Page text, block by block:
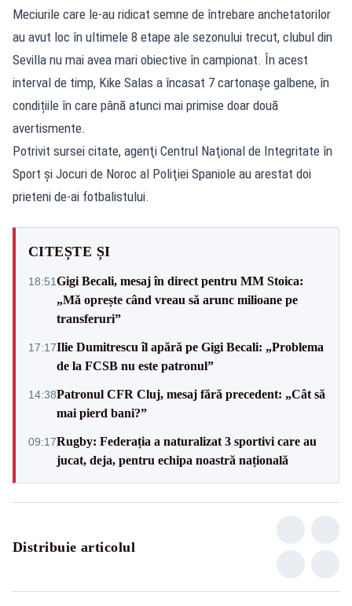
Meciurile care le-au ridicat semne de întrebare anchetatorilor
au avut loc în ultimele 8 etape ale sezonului trecut, clubul din
Sevilla nu mai avea mari obiective în campionat. În acest
interval de timp, Kike Salas a încasat 7 cartonașe galbene, în
condițiile în care până atunci mai primise doar două
avertismente.
Potrivit sursei citate, agenţi Centrul Naţional de Integritate în
Sport şi Jocuri de Noroc al Poliţiei Spaniole au arestat doi
prieteni de-ai fotbalistului.
CITEȘTE ȘI
18:51Gigi Becali, mesaj în direct pentru MM Stoica:
„Mă oprește când vreau să arunc milioane pe
transferuri”
17:17Ilie Dumitrescu îl apără pe Gigi Becali: „Problema
de la FCSB nu este patronul”
14:38Patronul CFR Cluj, mesaj fără precedent: „Cât să
mai pierd bani?”
09:17Rugby: Federația a naturalizat 3 sportivi care au
jucat, deja, pentru echipa noastră națională
Distribuie articolul